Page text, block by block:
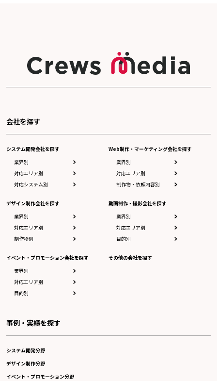
会社を探す
システム開発会社を探す
業界別
対応エリア別
対応システム別
デザイン制作会社を探す
業界別
対応エリア別
制作物別
イベント・プロモーション会社を探す
業界別
対応エリア別
目的別
Web制作・マーケティング会社を探す
業界別
対応エリア別
制作物・依頼内容別
動画制作・撮影会社を探す
業界別
対応エリア別
目的別
その他の会社を探す
事例・実績を探す
システム開発分野
デザイン制作分野
イベント・プロモーション分野